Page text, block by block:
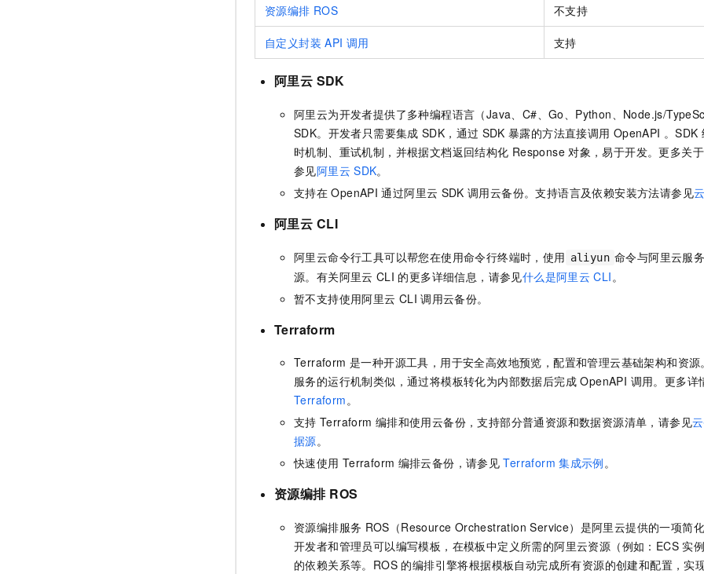
资源编排 ROS 不支持
自定义封装 API 调用 支持
阿里云 SDK
阿里云为开发者提供了多种编程语言（Java、C#、Go、Python、Node.js/
SDK。开发者只需要集成 SDK，通过 SDK 暴露的方法直接调用 OpenAPI 。SDK
时机制、重试机制，并根据文档返回结构化 Response 对象，易于开发。更多关
参见阿里云 SDK。
支持在 OpenAPI 通过阿里云 SDK 调用云备份。支持语言及依赖安装方法请参见
阿里云 CLI
阿里云命令行工具可以帮您在使用命令行终端时，使用 aliyun 命令与阿里云服
源。有关阿里云 CLI 的更多详细信息，请参见什么是阿里云 CLI 。
暂不支持使用阿里云 CLI 调用云备份。
Terraform
Terraform 是一种开源工具，用于安全高效地预览，配置和管理云基础架构和资
服务的运行机制类似，通过将模板转化为内部数据后完成 OpenAPI 调用。更多详
Terraform。
支持 Terraform 编排和使用云备份 ，支持部分普通资源和数据资源清单，请参见
据源。
快速使用 Terraform 编排云备份 ，请参见 Terraform 集成示例。
资源编排 ROS
资源编排服务 ROS（Resource Orchestration Service）是阿里云提供的一项简
开发者和管理员可以编写模板，在模板中定义所需的阿里云资源（例如：ECS 实
的依赖关系等。ROS 的编排引擎将根据模板自动完成所有资源的创建和配置，实